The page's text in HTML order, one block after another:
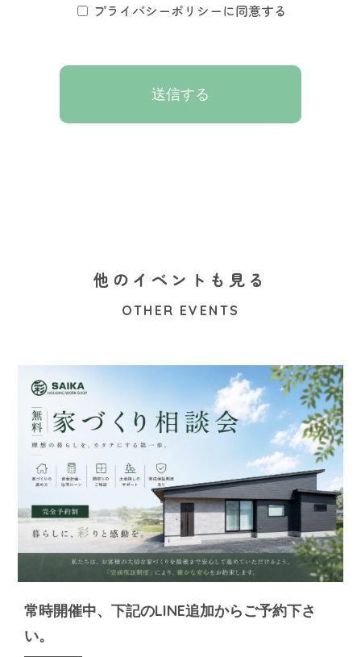
プライバシーポリシーに同意する
他のイベントも見る
OTHER EVENTS
常時開催中、下記のLINE追加からご予約下さ
い。